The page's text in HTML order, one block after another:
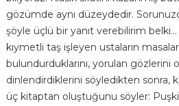
gözümde aynı düzeydedir.
şöyle üçlü bir yanıt verebilirim
kıymetli taş işleyen ustaların
bulundurduklarını, yorulan gözlerini
dinlendirdiklerini söyledikten sonra,
üç kitaptan oluştuğunu söyler: